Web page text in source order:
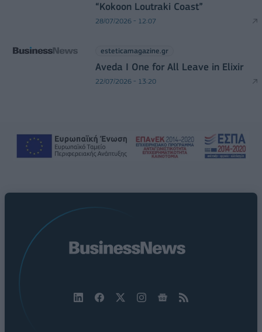
“Kokoon Loutraki Coast”
28/07/2026 - 12:07
esteticamagazine.gr
Aveda I One for All Leave in Elixir
22/07/2026 - 13:20